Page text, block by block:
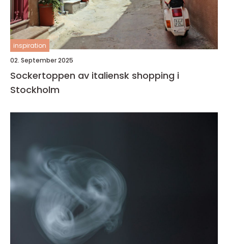
inspiration
02. September 2025
Sockertoppen av italiensk shopping i
Stockholm